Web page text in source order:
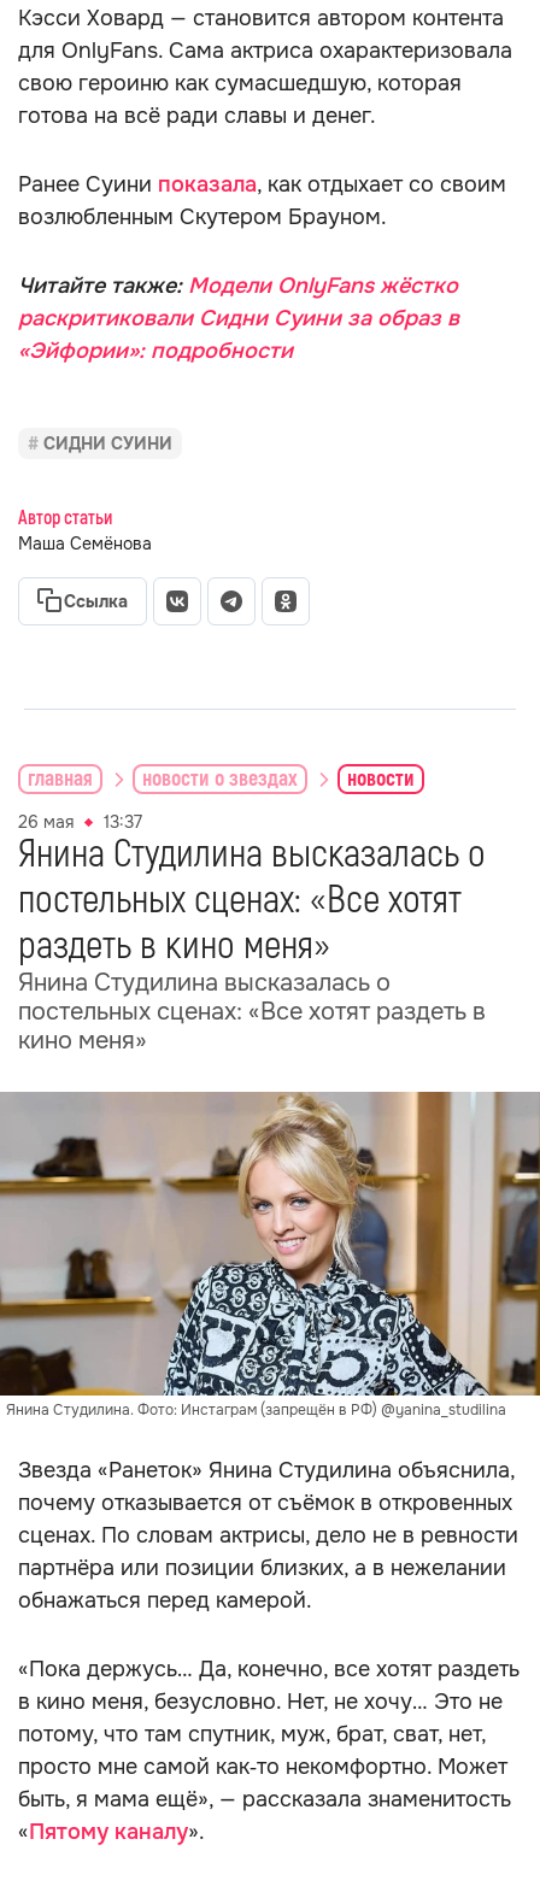
Кэсси Ховард — становится автором контента
для OnlyFans. Сама актриса охарактеризовала
свою героиню как сумасшедшую, которая
готова на всё ради славы и денег.
Ранее Суини показала, как отдыхает со своим
возлюбленным Скутером Брауном.
Читайте также: Модели OnlyFans жёстко
раскритиковали Сидни Суини за образ в
«Эйфории»: подробности
СИДНИ СУИНИ
Автор статьи
Маша Семёнова
Ссылка
главная новости о звездах новости
26 мая 13:37
Янина Студилина высказалась о
постельных сценах: «Все хотят
раздеть в кино меня»
Янина Студилина высказалась о
постельных сценах: «Все хотят раздеть в
кино меня»
Янина Студилина. Фото: Инстаграм (запрещён в РФ) @yanina_studilina
Звезда «Ранеток» Янина Студилина объяснила,
почему отказывается от съёмок в откровенных
сценах. По словам актрисы, дело не в ревности
партнёра или позиции близких, а в нежелании
обнажаться перед камерой.
«Пока держусь… Да, конечно, все хотят раздеть
в кино меня, безусловно. Нет, не хочу… Это не
потому, что там спутник, муж, брат, сват, нет,
просто мне самой как‑то некомфортно. Может
быть, я мама ещё», — рассказала знаменитость
«Пятому каналу».